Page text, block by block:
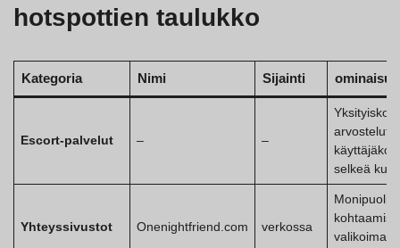
hotspottien taulukko
Kategoria Nimi Sijainti
Escort-palvelut – –
arvostelut,
selkeä
Yhteyssivustot Onenightfriend.com verkossa
valikoima